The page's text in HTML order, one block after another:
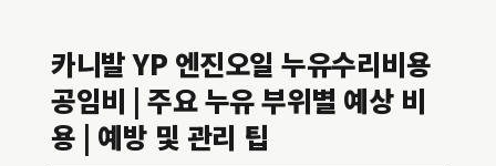
카니발 YP 엔진오일 누유수리비용
공임비 | 주요 누유 부위별 예상 비
용 | 예방 및 관리 팁